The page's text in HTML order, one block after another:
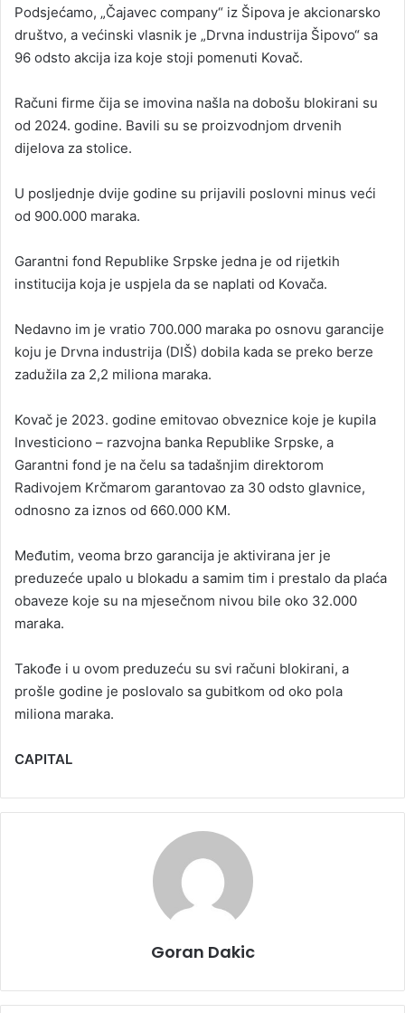
Podsjećamo, „Čajavec company“ iz Šipova je akcionarsko
društvo, a većinski vlasnik je „Drvna industrija Šipovo“ sa
96 odsto akcija iza koje stoji pomenuti Kovač.
Računi firme čija se imovina našla na dobošu blokirani su
od 2024. godine. Bavili su se proizvodnjom drvenih
dijelova za stolice.
U posljednje dvije godine su prijavili poslovni minus veći
od 900.000 maraka.
Garantni fond Republike Srpske jedna je od rijetkih
institucija koja je uspjela da se naplati od Kovača.
Nedavno im je vratio 700.000 maraka po osnovu garancije
koju je Drvna industrija (DIŠ) dobila kada se preko berze
zadužila za 2,2 miliona maraka.
Kovač je 2023. godine emitovao obveznice koje je kupila
Investiciono – razvojna banka Republike Srpske, a
Garantni fond je na čelu sa tadašnjim direktorom
Radivojem Krčmarom garantovao za 30 odsto glavnice,
odnosno za iznos od 660.000 KM.
Međutim, veoma brzo garancija je aktivirana jer je
preduzeće upalo u blokadu a samim tim i prestalo da plaća
obaveze koje su na mjesečnom nivou bile oko 32.000
maraka.
Takođe i u ovom preduzeću su svi računi blokirani, a
prošle godine je poslovalo sa gubitkom od oko pola
miliona maraka.
CAPITAL
Goran Dakic